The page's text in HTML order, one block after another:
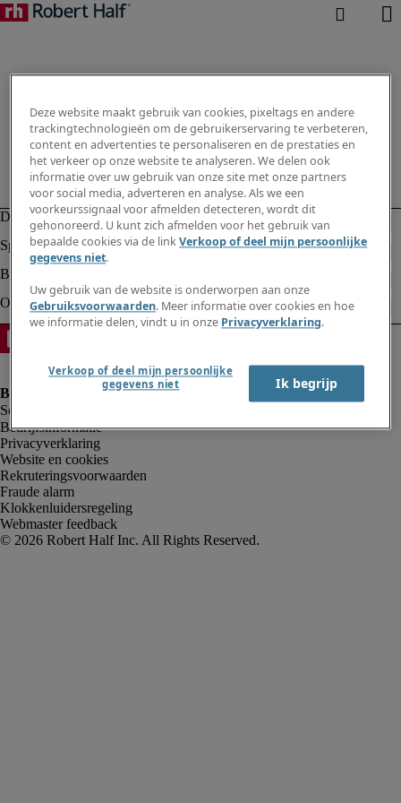
Bedrijfsinformatie
Privacyverklaring
Website en cookies
Rekruteringsvoorwaarden
Fraude alarm
Klokkenluidersregeling
Webmaster feedback
Deze website maakt gebruik van cookies, pixeltags en andere
trackingtechnologieën om de gebruikerservaring te verbeteren,
content en advertenties te personaliseren en de prestaties en
het verkeer op onze website te analyseren. We delen ook
informatie over uw gebruik van onze site met onze partners
voor social media, adverteren en analyse. Als we een
voorkeurssignaal voor afmelden detecteren, wordt dit
gehonoreerd. U kunt zich afmelden voor het gebruik van
bepaalde cookies via de linkVerkoop of deel mijn persoonlijke
gegevens niet.
Uw gebruik van de website is onderworpen aan onze
Gebruiksvoorwaarden. Meer informatie over cookies en hoe
we informatie delen, vindt u in onze Privacyverklaring.
Verkoop of deel mijn persoonlijke
gegevens niet
Ik begrijp